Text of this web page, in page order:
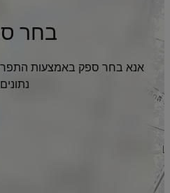
בחר
אנא בחר ספק באמצעות